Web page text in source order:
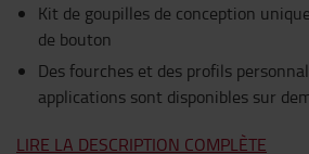
Kit de goupilles de conception
de bouton
Des fourches et des profils
applications sont disponibles sur
LIRE LA DESCRIPTION COMPLÈTE